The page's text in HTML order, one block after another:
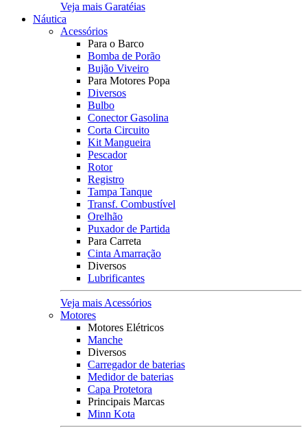
Veja mais Garatéias
Náutica
Acessórios
Para o Barco
Bomba de Porão
Bujão Viveiro
Para Motores Popa
Diversos
Bulbo
Conector Gasolina
Corta Circuito
Kit Mangueira
Pescador
Rotor
Registro
Tampa Tanque
Transf. Combustível
Orelhão
Puxador de Partida
Para Carreta
Cinta Amarração
Diversos
Lubrificantes
Veja mais Acessórios
Motores
Motores Elétricos
Manche
Diversos
Carregador de baterias
Medidor de baterias
Capa Protetora
Principais Marcas
Minn Kota